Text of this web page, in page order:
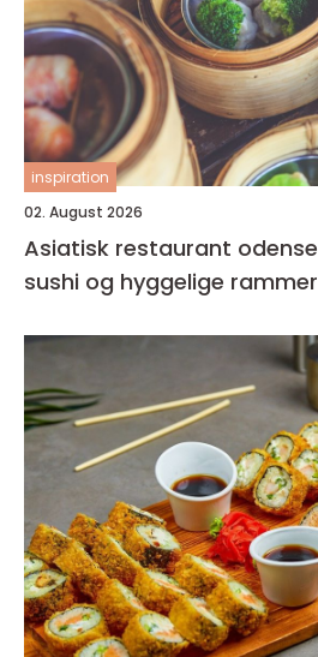
inspiration
02. August 2026
Asiatisk restaurant odense guide til buffet,
sushi og hyggelige rammer